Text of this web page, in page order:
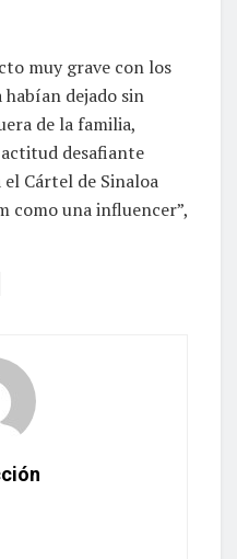
muy grave con los
habían dejado sin
de la familia,
desafiante
Cártel de Sinaloa
como una influencer”,